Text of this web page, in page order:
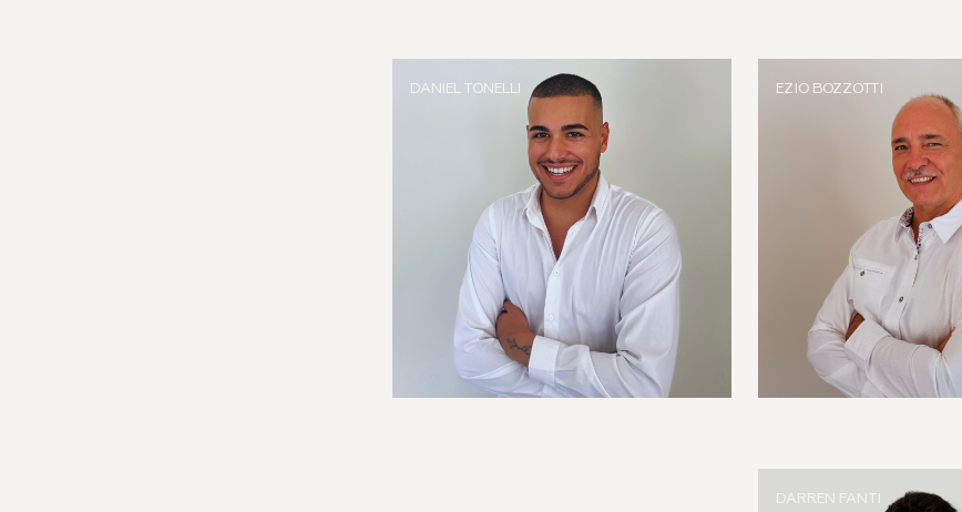
DANIEL TONELLI EZIO BOZZOTTI
DARREN FANTI